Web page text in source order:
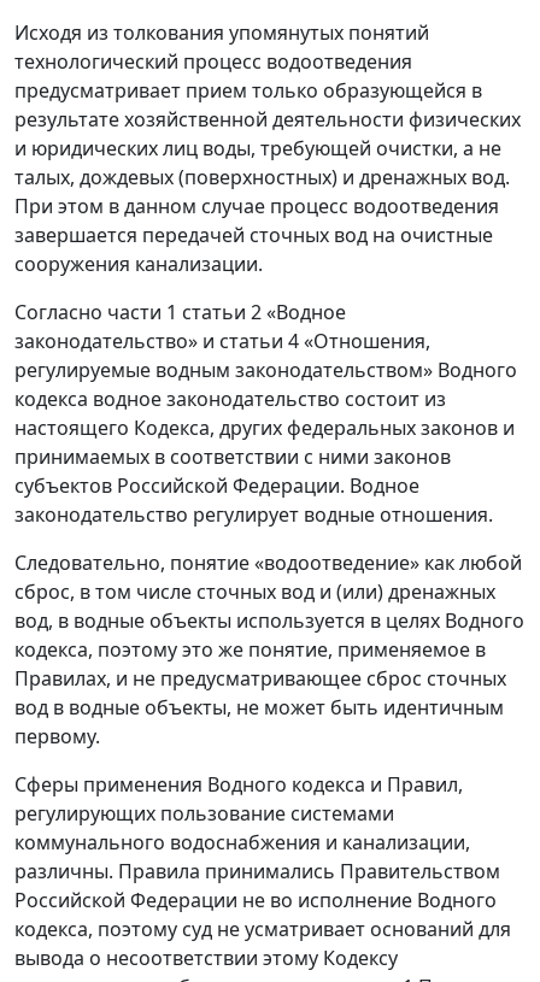
Исходя из толкования упомянутых понятий
технологический процесс водоотведения
предусматривает прием только образующейся в
результате хозяйственной деятельности физических
и юридических лиц воды, требующей очистки, а не
талых, дождевых (поверхностных) и дренажных вод.
При этом в данном случае процесс водоотведения
завершается передачей сточных вод на очистные
сооружения канализации.
Согласно части 1 статьи 2 «Водное
законодательство» и статьи 4 «Отношения,
регулируемые водным законодательством» Водного
кодекса водное законодательство состоит из
настоящего Кодекса, других федеральных законов и
принимаемых в соответствии с ними законов
субъектов Российской Федерации. Водное
законодательство регулирует водные отношения.
Следовательно, понятие «водоотведение» как любой
сброс, в том числе сточных вод и (или) дренажных
вод, в водные объекты используется в целях Водного
кодекса, поэтому это же понятие, применяемое в
Правилах, и не предусматривающее сброс сточных
вод в водные объекты, не может быть идентичным
первому.
Сферы применения Водного кодекса и Правил,
регулирующих пользование системами
коммунального водоснабжения и канализации,
различны. Правила принимались Правительством
Российской Федерации не во исполнение Водного
кодекса, поэтому суд не усматривает оснований для
вывода о несоответствии этому Кодексу